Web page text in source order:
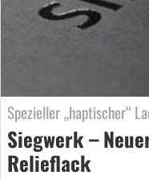
Spezieller „haptischer“
Siegwerk –
Relieflack